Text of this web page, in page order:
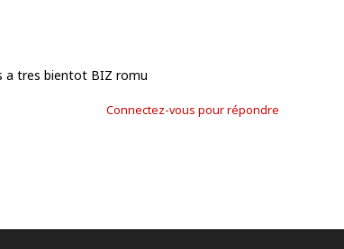
a tres bientot BIZ romu
Connectez-vous pour répondre